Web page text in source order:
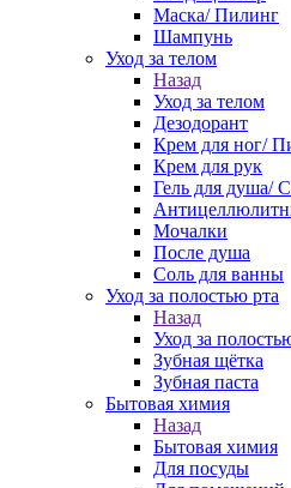
Маска/ Пилинг
Шампунь
Уход за телом
Назад
Уход за телом
Дезодорант
Крем для ног/
Крем для рук
Гель для душа/
Мочалки
После душа
Соль для ванны
Уход за полостью рта
Назад
Уход за
Зубная щётка
Зубная паста
Бытовая химия
Назад
Бытовая химия
Для посуды